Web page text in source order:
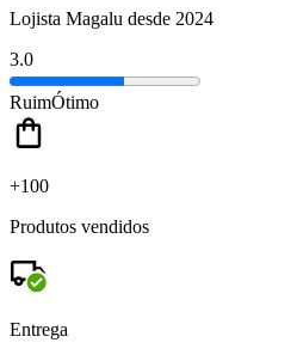
Lojista Magalu desde 2024
3.0
RuimÓtimo
+100
Produtos vendidos
Entrega